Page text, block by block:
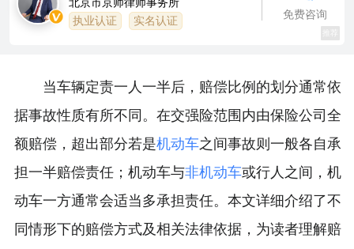
北京市京师律师事务所
执业认证 实名认证
免费咨询
当车辆定责一人一半后，赔偿比例的划分通常依
据事故性质有所不同。在交强险范围内由保险公司全
额赔偿，超出部分若是机动车之间事故则一般各自承
担一半赔偿责任；机动车与非机动车或行人之间，机
动车一方通常会适当多承担责任。本文详细介绍了不
同情形下的赔偿方式及相关法律依据，为读者理解赔